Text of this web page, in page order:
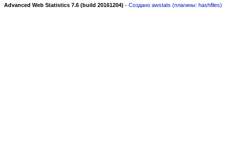
Advanced Web Statistics 7.6 (build 20161204) - Создано awstats (плагины: hashfiles)